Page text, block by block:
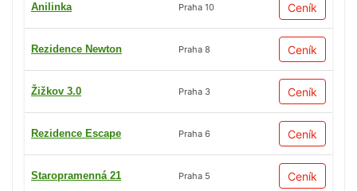
Anilinka Praha 10 Ceník
Rezidence Newton Praha 8 Ceník
Žižkov 3.0 Praha 3 Ceník
Rezidence Escape Praha 6 Ceník
Staropramenná 21 Praha 5 Ceník